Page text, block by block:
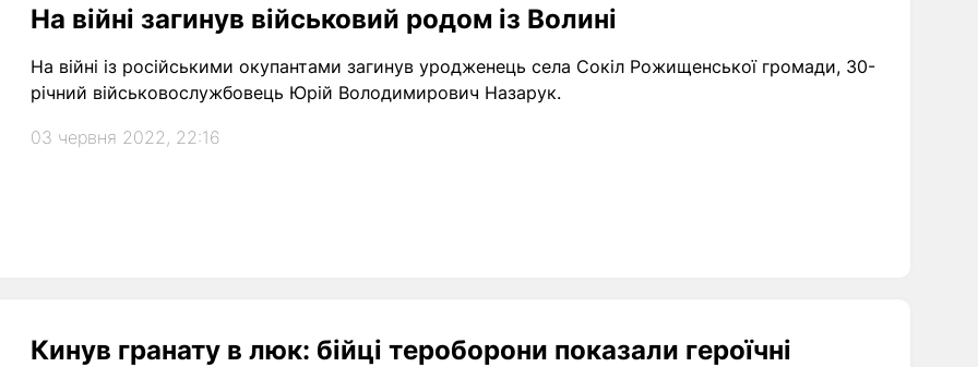
На війні загинув військовий родом із Волині
На війні із російськими окупантами загинув уродженець села Сокіл Рожищенської громади, 30-
річний військовослужбовець Юрій Володимирович Назарук.
03 червня 2022, 22:16
Кинув гранату в люк: бійці тероборони показали героїчні